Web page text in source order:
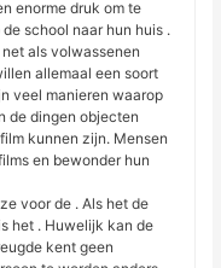
enorme druk om te
school naar hun huis .
als volwassenen
allemaal een soort
veel manieren waarop
de dingen objecten
kunnen zijn. Mensen
en bewonder hun
voor de . Als het de
het . Huwelijk kan de
kent geen